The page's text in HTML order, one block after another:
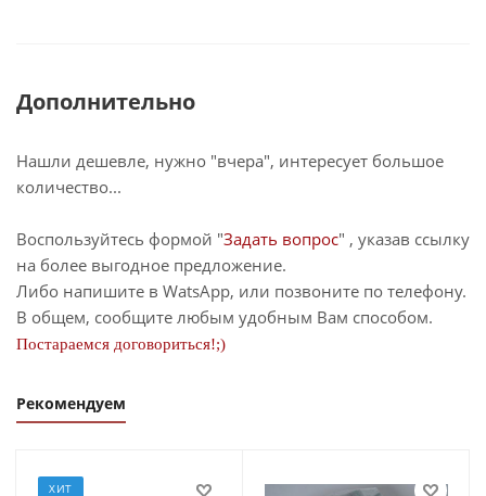
Дополнительно
Нашли дешевле, нужно "вчера", интересует большое
количество...
Воспользуйтесь формой "Задать вопрос" , указав ссылку
на более выгодное предложение.
Либо напишите в WatsApp, или позвоните по телефону.
В общем, сообщите любым удобным Вам способом.
Постараемся договориться!;)
Рекомендуем
ХИТ